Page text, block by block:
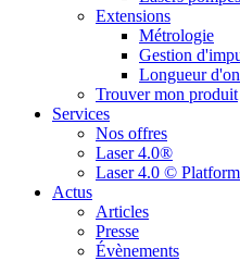
Extensions
Métrologie
Gestion
Longueur
Trouver mon produit
Services
Nos offres
Laser 4.0®
Laser 4.0 © Platform
Actus
Articles
Presse
Évènements